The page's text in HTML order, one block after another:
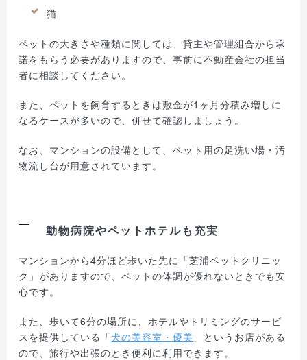
猫
ペットの大きさや種類に関しては、貸主や管理組合から承
諾をもらう必要がありますので、事前に不動産会社の担当
者に相談してください。
また、ペットを飼育するときは敷金が1ヶ月分積み増しに
なるケースが多いので、併せて確認しましょう。
なお、マンションの設備として、ペット用の足洗い場・汚
物流し台が用意されています。
動物病院やペットホテルも充実
マンションから4分ほど歩いた先に「芝浦ペットクリニッ
ク」がありますので、ペットの体調が優れないときでも安
心です。
また、歩いて6分の場所に、ホテルやトリミングのサービ
スを提供している「犬の美容室・優美 」というお店がある
ので、旅行や出張のとき便利に利用できます。